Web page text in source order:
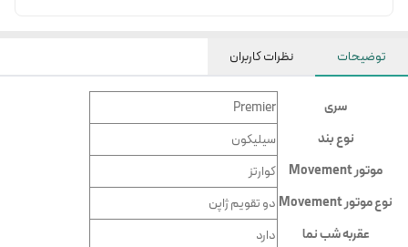
توضیحات نظرات کاربران
سری
Premier
نوع بند
سيليكون
موتور Movement
کوارتز
نوع موتور Movement
دو تقويم ژاپن
عقربه شب نما
دارد